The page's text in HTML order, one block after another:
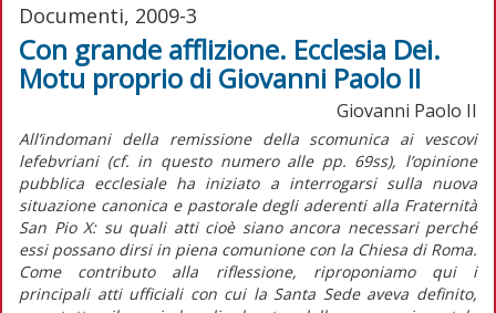
Documenti, 2009-3
Con grande afflizione. Ecclesia Dei.
Motu proprio di Giovanni Paolo II
Giovanni Paolo II
All’indomani della remissione della scomunica ai vescovi
lefebvriani (cf. in questo numero alle pp. 69ss), l’opinione
pubblica ecclesiale ha iniziato a interrogarsi sulla nuova
situazione canonica e pastorale degli aderenti alla Fraternità
San Pio X: su quali atti cioè siano ancora necessari perché
essi possano dirsi in piena comunione con la Chiesa di Roma.
Come contributo alla riflessione, riproponiamo qui i
principali atti ufficiali con cui la Santa Sede aveva definito,